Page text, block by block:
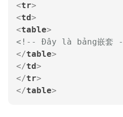
<tr>
<td>
<table>
<!-- Đây là bảng嵌套
</table>
</td>
</tr>
</table>